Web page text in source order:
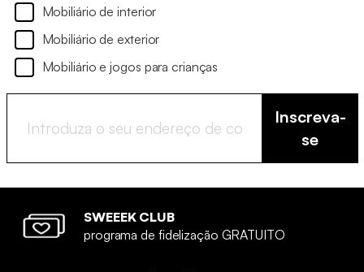
Mobiliário de interior
Mobiliário de exterior
Mobiliário e jogos para crianças
Inscreva-
se
SWEEEK CLUB
programa de fidelização GRATUITO